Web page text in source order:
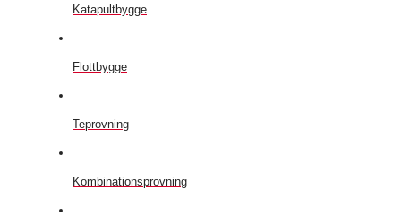
Katapultbygge
Flottbygge
Teprovning
Kombinationsprovning